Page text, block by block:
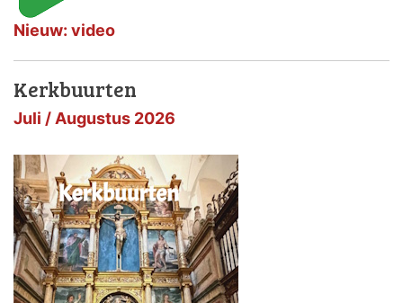
Nieuw: video
Kerkbuurten
Juli / Augustus 2026